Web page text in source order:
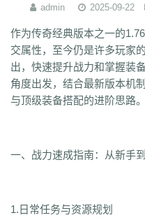
热门私服
新开传奇网站
刚开一秒传奇
新开传奇网站专区
admin 2025-09-22
作为传奇经典版本之一的
交属性，至今仍是许多玩家
出，快速提升战力和掌握装
角度出发，结合最新版本机
与顶级装备搭配的进阶思路。
一、战力速成指南：从新手
1.日常任务与资源规划